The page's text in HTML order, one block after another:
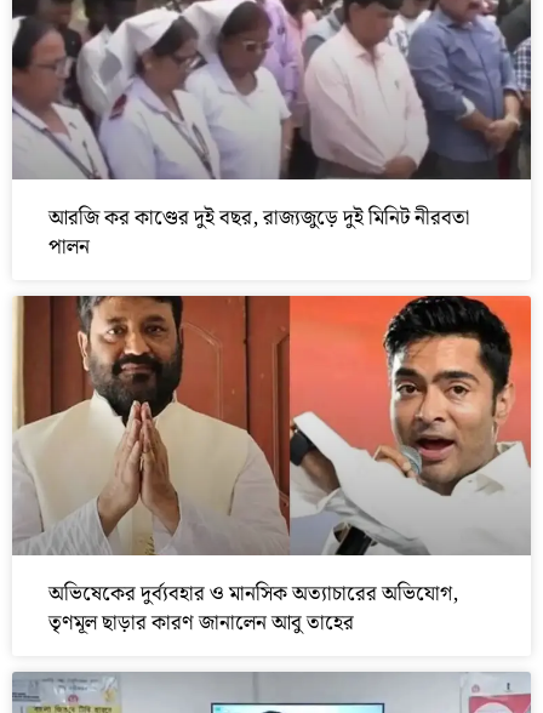
আরজি কর কাণ্ডের দুই বছর, রাজ্যজুড়ে দুই মিনিট নীরবতা
পালন
অভিষেকের দুর্ব্যবহার ও মানসিক অত্যাচারের অভিযোগ,
তৃণমূল ছাড়ার কারণ জানালেন আবু তাহের